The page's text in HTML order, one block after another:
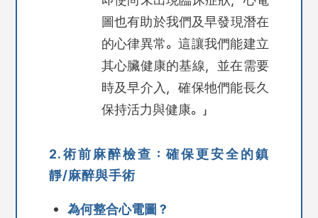
圖也有助於我們及早發現潛在
的心律異常。這讓我們能建立
其心臟健康的基線，並在需要
時及早介入，確保牠們能長久
保持活力與健康。」
2.術前麻醉檢查：確保更安全的鎮
靜/麻醉與手術
為何整合心電圖？